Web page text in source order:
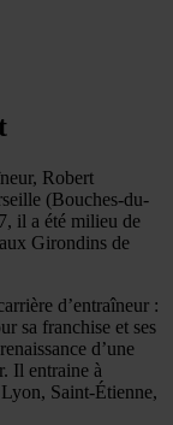
Robert
(Bouches-du-
il a été milieu de
Girondins de
d’entraîneur :
sa franchise et ses
d’une
Il entraine à
Saint-Étienne,